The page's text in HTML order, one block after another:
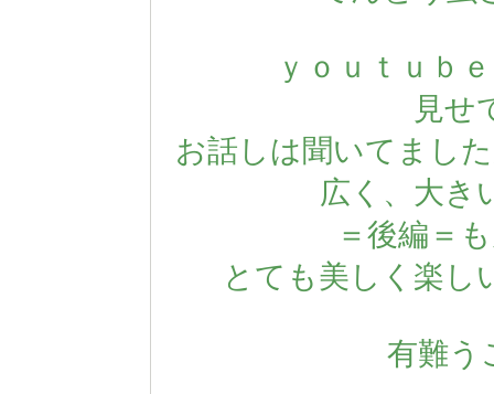
ｙｏｕｔｕｂ
見せ
お話しは聞いてまし
広く、大き
＝後編＝
とても美しく楽し
有難う